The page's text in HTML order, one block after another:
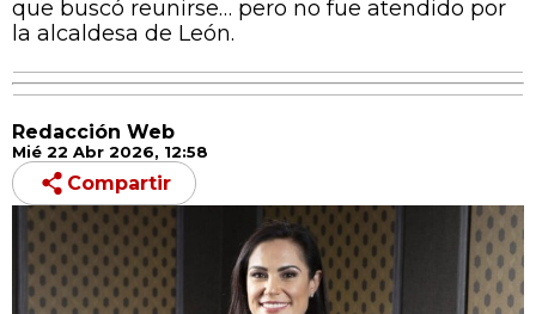
que buscó reunirse… pero no fue atendido por
la alcaldesa de León.
Redacción Web
Mié 22 Abr 2026, 12:58
Compartir